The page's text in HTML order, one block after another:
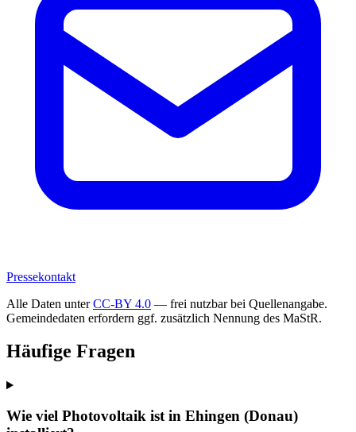
Pressekontakt
Alle Daten unterCC-BY 4.0 — frei nutzbar bei Quellenangabe.
Gemeindedaten erfordern ggf. zusätzlich Nennung des MaStR.
Häufige Fragen
Wie viel Photovoltaik ist in Ehingen (Donau)